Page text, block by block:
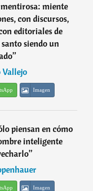
miente
con discursos,
editoriales de
siendo un
”
Vallejo
Imagen
piensan en cómo
inteligente
”
Imagen